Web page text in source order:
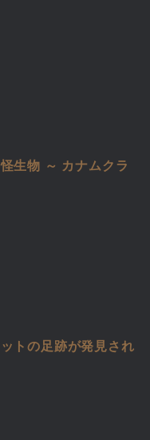
生物 ～ カナムクラ
トの足跡が発見され